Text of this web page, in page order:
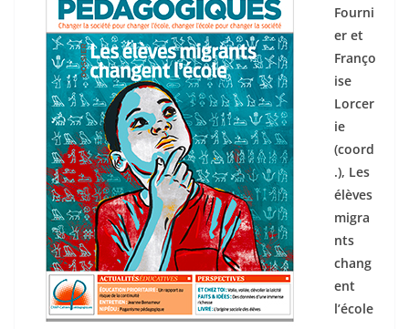
Fourni
er et
Franço
ise
Lorcer
ie
(coord
.), Les
élèves
migra
nts
chang
ent
l’école